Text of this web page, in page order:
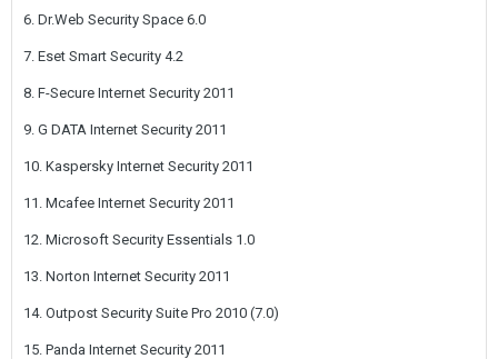
6. Dr.Web Security Space 6.0
7. Eset Smart Security 4.2
8. F-Secure Internet Security 2011
9. G DATA Internet Security 2011
10. Kaspersky Internet Security 2011
11. Mcafee Internet Security 2011
12. Microsoft Security Essentials 1.0
13. Norton Internet Security 2011
14. Outpost Security Suite Pro 2010 (7.0)
15. Panda Internet Security 2011